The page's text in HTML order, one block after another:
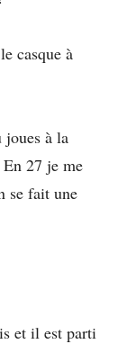
casque à
joues à la
27 je me
se fait une
et il est parti